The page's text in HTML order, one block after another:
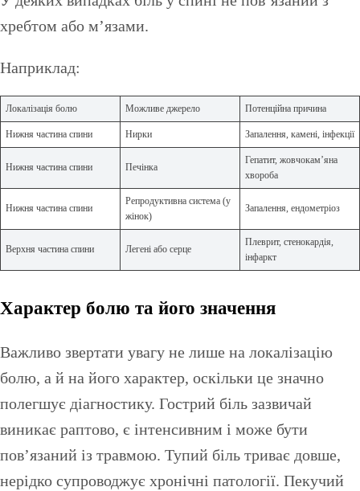
хребтом або м’язами.
Наприклад:
Локалізація болю Можливе джерело Потенційна причина
Нижня частина спини Нирки Запалення, камені, інфекції
Нижня частина спини Печінка
Гепатит, жовчокам’яна
хвороба
Нижня частина спини
Репродуктивна система (у
жінок)
Запалення, ендометріоз
Верхня частина спини Легені або серце
Плеврит, стенокардія,
інфаркт
Характер болю та його значення
Важливо звертати увагу не лише на локалізацію
болю, а й на його характер, оскільки це значно
полегшує діагностику. Гострий біль зазвичай
виникає раптово, є інтенсивним і може бути
пов’язаний із травмою. Тупий біль триває довше,
нерідко супроводжує хронічні патології. Пекучий